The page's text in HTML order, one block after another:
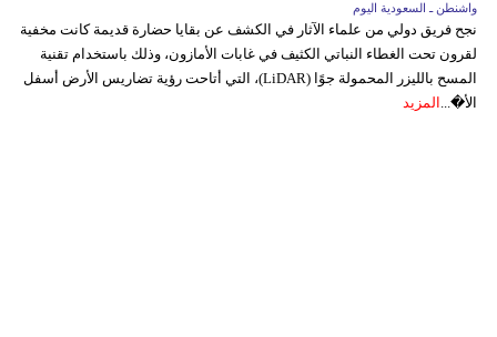
واشنطن ـ السعودية اليوم
نجح فريق دولي من علماء الآثار في الكشف عن بقايا حضارة قديمة كانت مخفية
لقرون تحت الغطاء النباتي الكثيف في غابات الأمازون، وذلك باستخدام تقنية
المسح بالليزر المحمولة جوًا (LiDAR)، التي أتاحت رؤية تضاريس الأرض أسفل
الأ�... المزيد